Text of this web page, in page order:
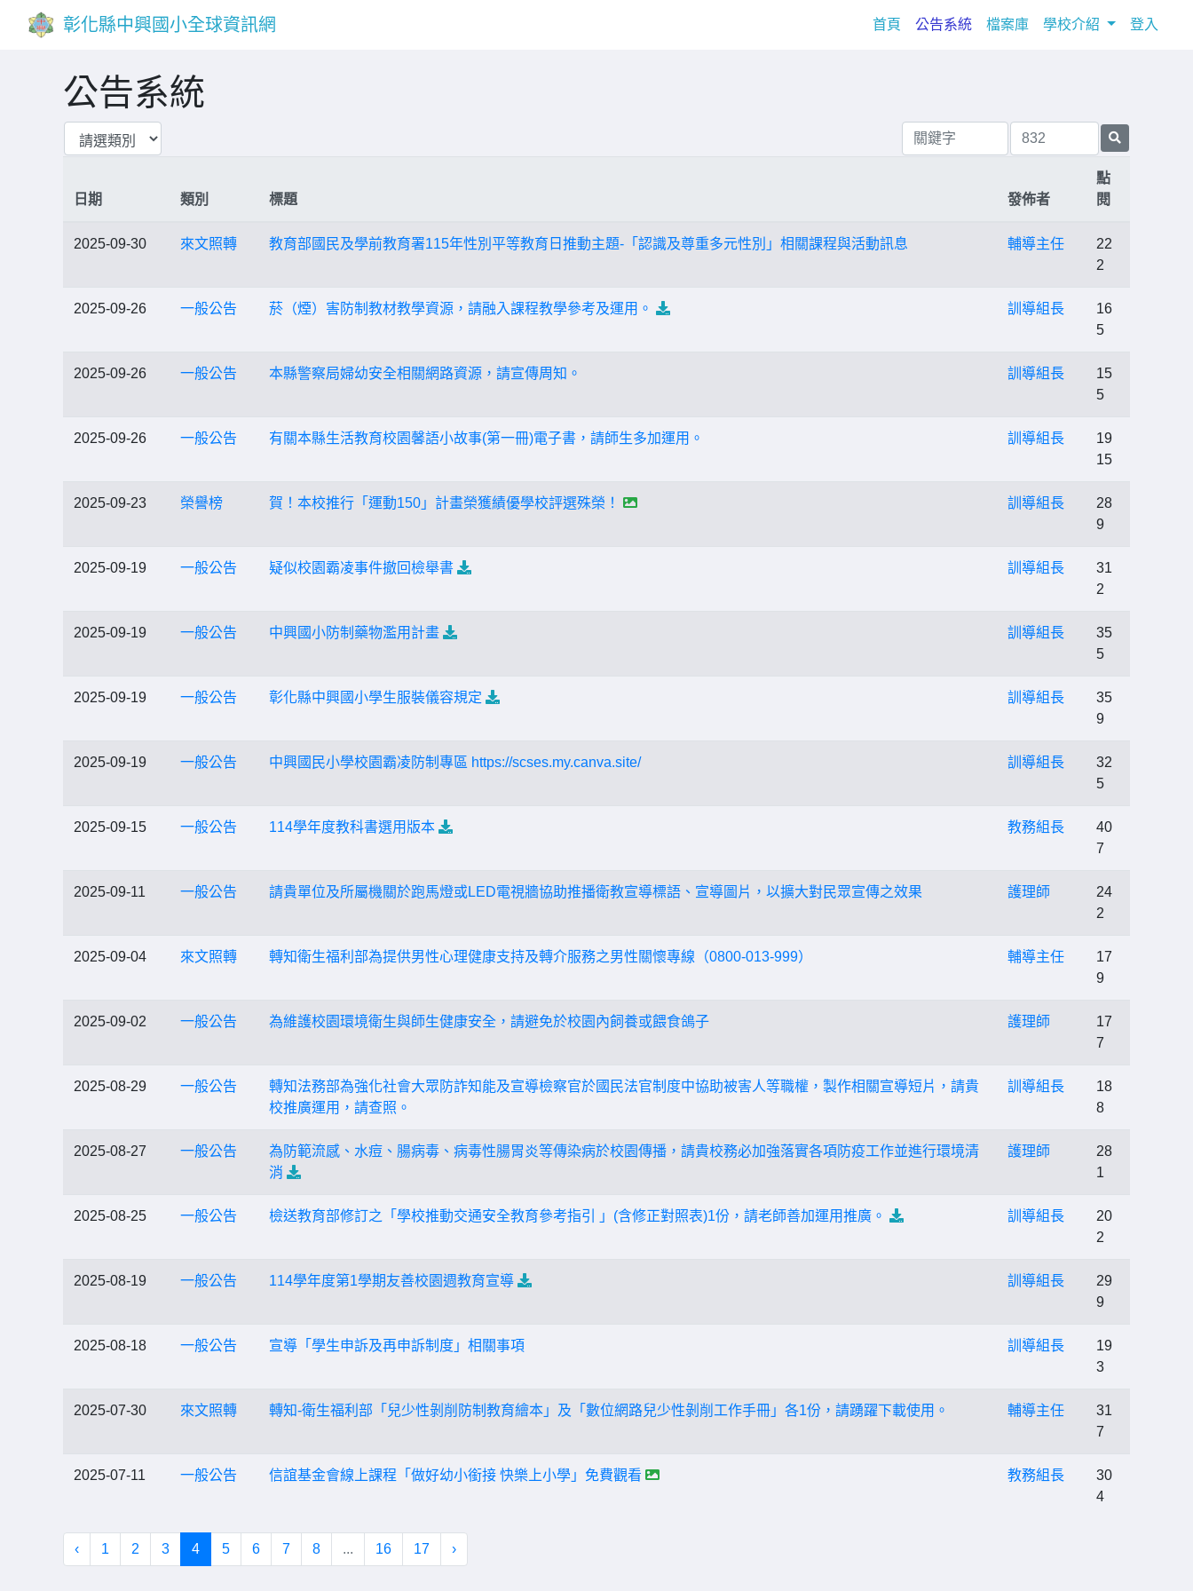
彰化縣中興國小全球資訊網 首頁 (current)
公告系統 檔案庫 學校介紹 登入
公告系統
日期 類別 標題 發佈者
點
閱
2025-09-30 來文照轉 教育部國民及學前教育署115年性別平等教育日推動主題-「認識及尊重多元性別」相關課程與活動訊息 輔導主任
22
2
2025-09-26 一般公告 菸（煙）害防制教材教學資源，請融入課程教學參考及運用。 訓導組長
16
5
2025-09-26 一般公告 本縣警察局婦幼安全相關網路資源，請宣傳周知。 訓導組長
15
5
2025-09-26 一般公告 有關本縣生活教育校園馨語小故事(第一冊)電子書，請師生多加運用。 訓導組長
19
15
2025-09-23 榮譽榜 賀！本校推行「運動150」計畫榮獲績優學校評選殊榮！ 訓導組長
28
9
2025-09-19 一般公告 疑似校園霸凌事件撤回檢舉書 訓導組長
31
2
2025-09-19 一般公告 中興國小防制藥物濫用計畫 訓導組長
35
5
2025-09-19 一般公告 彰化縣中興國小學生服裝儀容規定 訓導組長
35
9
2025-09-19 一般公告 中興國民小學校園霸凌防制專區 https://scses.my.canva.site/ 訓導組長
32
5
2025-09-15 一般公告 114學年度教科書選用版本 教務組長
40
7
2025-09-11 一般公告 請貴單位及所屬機關於跑馬燈或LED電視牆協助推播衛教宣導標語、宣導圖片，以擴大對民眾宣傳之效果 護理師
24
2
2025-09-04 來文照轉 轉知衛生福利部為提供男性心理健康支持及轉介服務之男性關懷專線（0800-013-999） 輔導主任
17
9
2025-09-02 一般公告 為維護校園環境衛生與師生健康安全，請避免於校園內飼養或餵食鴿子 護理師
17
7
2025-08-29 一般公告
轉知法務部為強化社會大眾防詐知能及宣導檢察官於國民法官制度中協助被害人等職權，製作相關宣導短片，請貴
校推廣運用，請查照。
訓導組長
18
8
2025-08-27 一般公告
為防範流感、水痘、腸病毒、病毒性腸胃炎等傳染病於校園傳播，請貴校務必加強落實各項防疫工作並進行環境清
消
護理師
28
1
2025-08-25 一般公告 檢送教育部修訂之「學校推動交通安全教育參考指引 」(含修正對照表)1份，請老師善加運用推廣。 訓導組長
20
2
2025-08-19 一般公告 114學年度第1學期友善校園週教育宣導 訓導組長
29
9
2025-08-18 一般公告 宣導「學生申訴及再申訴制度」相關事項 訓導組長
19
3
2025-07-30 來文照轉 轉知-衛生福利部「兒少性剝削防制教育繪本」及「數位網路兒少性剝削工作手冊」各1份，請踴躍下載使用。 輔導主任
31
7
2025-07-11 一般公告 信誼基金會線上課程「做好幼小銜接 快樂上小學」免費觀看 教務組長
30
4
‹ 1 2 3 4 5 6 7 8 ... 16 17 ›